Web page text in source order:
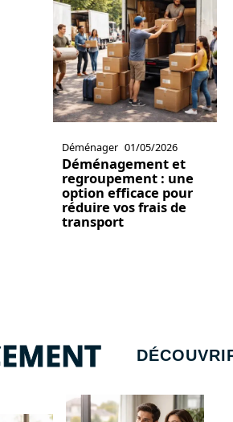
Déménager 01/05/2026
Déménagement et
regroupement : une
option efficace pour
réduire vos frais de
transport